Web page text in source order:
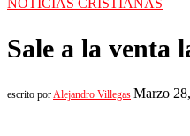
NOTICIAS CRISTIANAS
Sale a la venta
escrito por Alejandro Villegas Marzo